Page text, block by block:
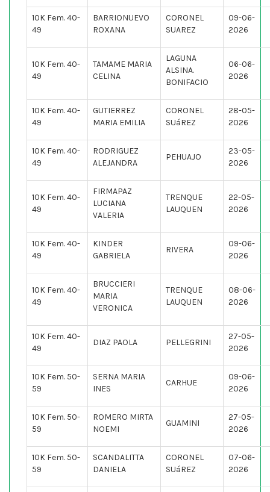
10K Fem. 40-
49
BARRIONUEVO
ROXANA
CORONEL
SUAREZ
09-06-
2026
10K Fem. 40-
49
TAMAME MARIA
CELINA
LAGUNA
ALSINA.
BONIFACIO
06-06-
2026
10K Fem. 40-
49
GUTIERREZ
MARIA EMILIA
CORONEL
SUáREZ
28-05-
2026
10K Fem. 40-
49
RODRIGUEZ
ALEJANDRA
PEHUAJO
23-05-
2026
10K Fem. 40-
49
FIRMAPAZ
LUCIANA
VALERIA
TRENQUE
LAUQUEN
22-05-
2026
10K Fem. 40-
49
KINDER
GABRIELA
RIVERA
09-06-
2026
10K Fem. 40-
49
BRUCCIERI
MARIA
VERONICA
TRENQUE
LAUQUEN
08-06-
2026
10K Fem. 40-
49
DIAZ PAOLA PELLEGRINI
27-05-
2026
10K Fem. 50-
59
SERNA MARIA
INES
CARHUE
09-06-
2026
10K Fem. 50-
59
ROMERO MIRTA
NOEMI
GUAMINI
27-05-
2026
10K Fem. 50-
59
SCANDALITTA
DANIELA
CORONEL
SUáREZ
07-06-
2026